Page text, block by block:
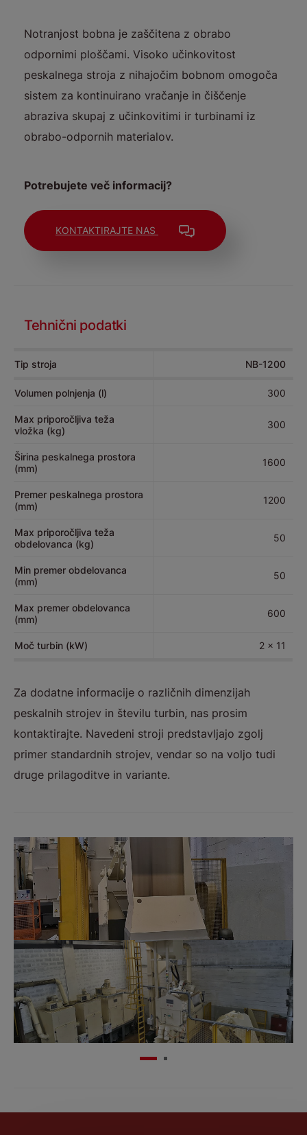
Notranjost bobna je zaščitena z obrabo
odpornimi ploščami. Visoko učinkovitost
peskalnega stroja z nihajočim bobnom omogoča
sistem za kontinuirano vračanje in čiščenje
abraziva skupaj z učinkovitimi ir turbinami iz
obrabo-odpornih materialov.
Potrebujete več informacij?
KONTAKTIRAJTE NAS
Tehnični podatki
Tip stroja NB-1200
Volumen polnjenja (l) 300
Max priporočljiva teža
vložka (kg)
300
Širina peskalnega prostora
(mm)
1600
Premer peskalnega prostora
(mm)
1200
Max priporočljiva teža
obdelovanca (kg)
50
Min premer obdelovanca
(mm)
50
Max premer obdelovanca
(mm)
600
Moč turbin (kW) 2 x 11
Za dodatne informacije o različnih dimenzijah
peskalnih strojev in številu turbin, nas prosim
kontaktirajte. Navedeni stroji predstavljajo zgolj
primer standardnih strojev, vendar so na voljo tudi
druge prilagoditve in variante.